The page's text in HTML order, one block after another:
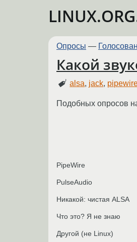
Опросы —
Какой
alsa, jack,
Подобных опросов
PipeWire
PulseAudio
Никакой: чистая ALSA
Что это? Я не знаю
Другой (не Linux)